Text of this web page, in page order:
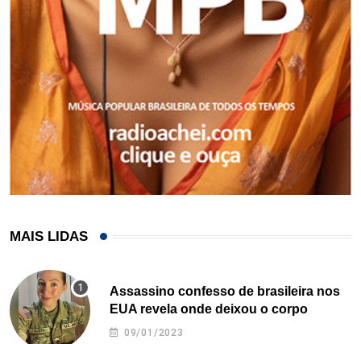
MAIS LIDAS
Assassino confesso de brasileira nos
EUA revela onde deixou o corpo
09/01/2023